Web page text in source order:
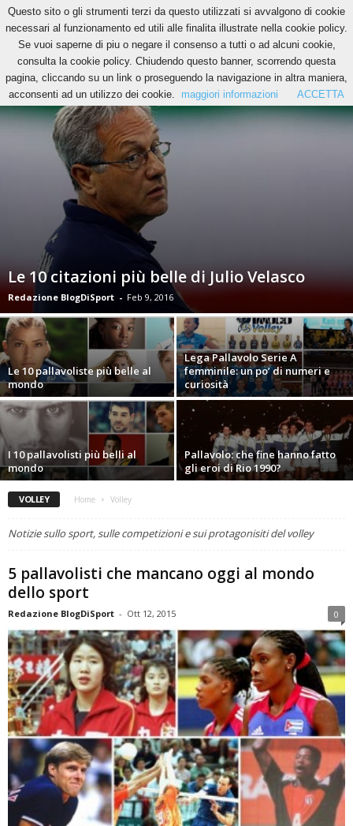
IL VERO ANGOLO DEL VOLLEY
Le 10 citazioni più belle di Julio Velasco
Redazione BlogDiSport - Feb 9, 2016
Le 10 pallavoliste più belle al
mondo
Lega Pallavolo Serie A
femminile: un po’ di numeri e
curiosità
I 10 pallavolisti più belli al
mondo
Pallavolo: che fine hanno fatto
gli eroi di Rio 1990?
VOLLEY Home Volley
Notizie sullo sport, sulle competizioni e sui protagonisiti del volley
5 pallavolisti che mancano oggi al mondo
dello sport
Redazione BlogDiSport - Ott 12, 2015 0
Questo sito o gli strumenti terzi da questo utilizzati si avvalgono di cookie
necessari al funzionamento ed utili alle finalita illustrate nella cookie policy.
Se vuoi saperne di piu o negare il consenso a tutti o ad alcuni cookie,
consulta la cookie policy. Chiudendo questo banner, scorrendo questa
pagina, cliccando su un link o proseguendo la navigazione in altra maniera,
acconsenti ad un utilizzo dei cookie.
maggiori informazioni ACCETTA